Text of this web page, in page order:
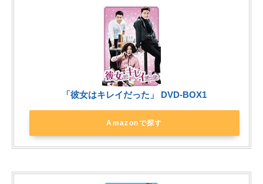
「彼女はキレイだった」 DVD-BOX1
Amazonで探す